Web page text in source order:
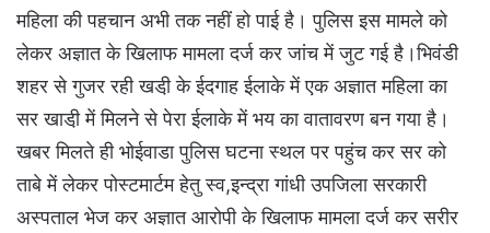
महिला की पहचान अभी तक नहीं हो पाई है। पुलिस इस मामले को
लेकर अज्ञात के खिलाफ मामला दर्ज कर जांच में जुट गई है।भिवंडी
शहर से गुजर रही खडी़ के ईदगाह ईलाके में एक अज्ञात महिला का
सर खाडी़ में मिलने से पेरा ईलाके में भय का वातावरण बन गया है।
खबर मिलते ही भोईवाडा पुलिस घटना स्थल पर पहुंच कर सर को
ताबे में लेकर पोस्टमार्टम हेतु स्व,इन्द्रा गांधी उपजिला सरकारी
अस्पताल भेज कर अज्ञात आरोपी के खिलाफ मामला दर्ज कर सरीर